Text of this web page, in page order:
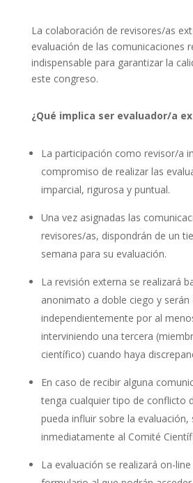
La colaboración de revisores/as
evaluación de las comunicaciones
indispensable para garantizar la
este congreso.
¿Qué implica ser evaluador/a
La participación como revisor/a
compromiso de realizar las
imparcial, rigurosa y puntual.
Una vez asignadas las
revisores/as, dispondrán de un
semana para su evaluación.
La revisión externa se realizará
anonimato a doble ciego y serán
independientemente por al
interviniendo una tercera
científico) cuando haya
En caso de recibir alguna
tenga cualquier tipo de conflicto
pueda influir sobre la evaluación,
inmediatamente al Comité
La evaluación se realizará on-